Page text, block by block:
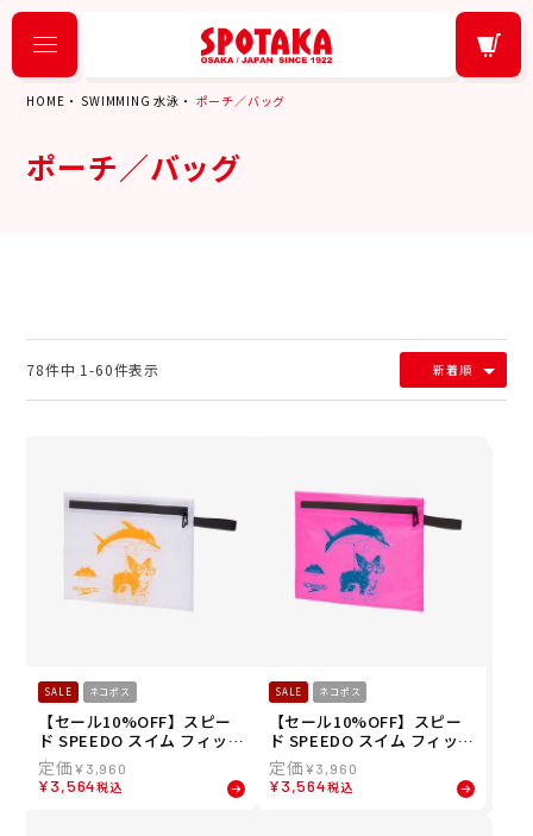
HOME SWIMMING 水泳 ポーチ／バッグ
ポーチ／バッグ
新着順
78件中 1-60件表示
SALE ネコポス
【セール10%OFF】スピー
ド SPEEDO スイム フィット
ネス 競泳 鞄 バッグ ポーチ
モルガ ウォータープルーフ
フラット ポーチ MULGA WA
¥ 3,960
¥3,564税込
SALE ネコポス
【セール10%OFF】スピー
ド SPEEDO スイム フィット
ネス 競泳 鞄 バッグ ポーチ
モルガ ウォータープルーフ
フラット ポーチ MULGA WA
¥3,960
¥3,564税込